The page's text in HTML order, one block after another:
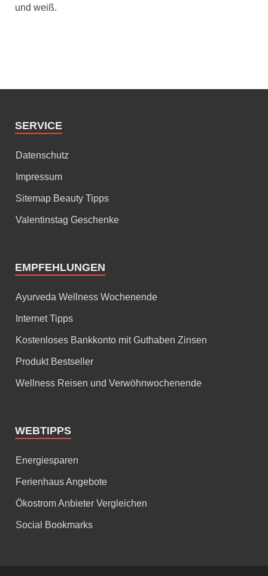
und weiß.
SERVICE
Datenschutz
Impressum
Sitemap Beauty Tipps
Valentinstag Geschenke
EMPFEHLUNGEN
Ayurveda Wellness Wochenende
Internet Tipps
Kostenloses Bankkonto mit Guthaben Zinsen
Produkt Bestseller
Wellness Reisen und Verwöhnwochenende
WEBTIPPS
Energiesparen
Ferienhaus Angebote
Ökostrom Anbieter Vergleichen
Social Bookmarks